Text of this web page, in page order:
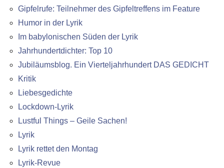
Gipfelrufe: Teilnehmer des Gipfeltreffens im Feature
Humor in der Lyrik
Im babylonischen Süden der Lyrik
Jahrhundertdichter: Top 10
Jubiläumsblog. Ein Vierteljahrhundert DAS GEDICHT
Kritik
Liebesgedichte
Lockdown-Lyrik
Lustful Things – Geile Sachen!
Lyrik
Lyrik rettet den Montag
Lyrik-Revue